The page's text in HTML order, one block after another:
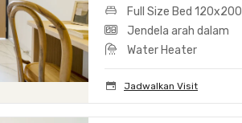
Full Size Bed
Jendela arah dalam
Water Heater
Jadwalkan Visit